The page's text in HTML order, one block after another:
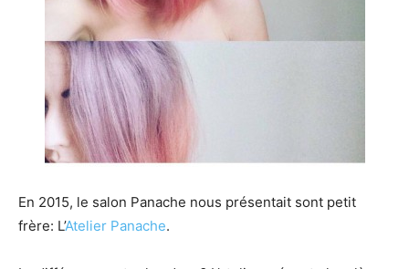
En 2015, le salon Panache nous présentait sont petit
frère: L’Atelier Panache.